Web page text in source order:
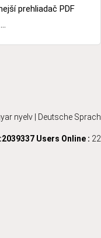
prehliadač PDF
nyelv Deutsche
Users Online : 22